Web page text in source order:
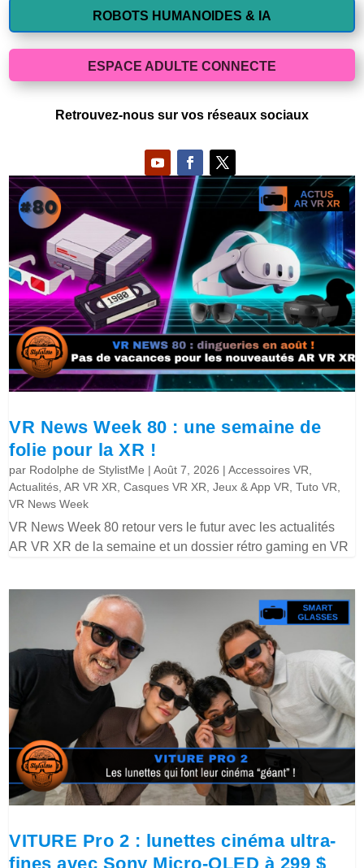
ROBOTS HUMANOIDES & IA
ESPACE ADULTE CONNECTE
Retrouvez-nous sur vos réseaux sociaux
VR News Week 80 : une semaine de
folie pour la XR !
par Rodolphe de StylistMe |Août 7, 2026 |Accessoires VR
Actualités ,AR VR XR ,Casques VR XR ,Jeux & App VR ,Tuto VR
VR News Week
VR News Week 80 retour vers le futur avec les actualités
AR VR XR de la semaine et un dossier rétro gaming en VR
VITURE Pro 2 : lunettes cinéma ultra-
fines avec Sony Micro-OLED à 299 $